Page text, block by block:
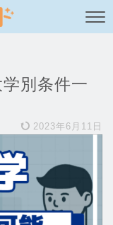
学別条件一
2023年6月11日